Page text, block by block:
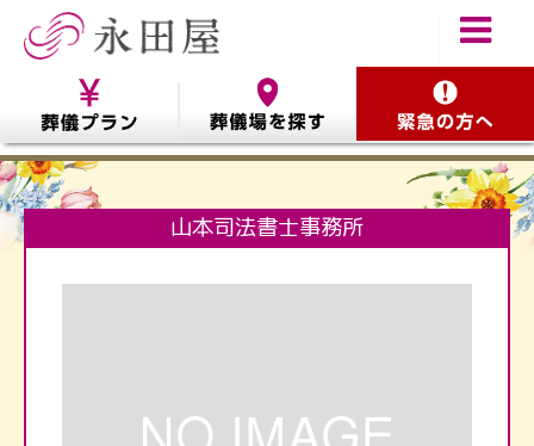
山本司法書士事務所